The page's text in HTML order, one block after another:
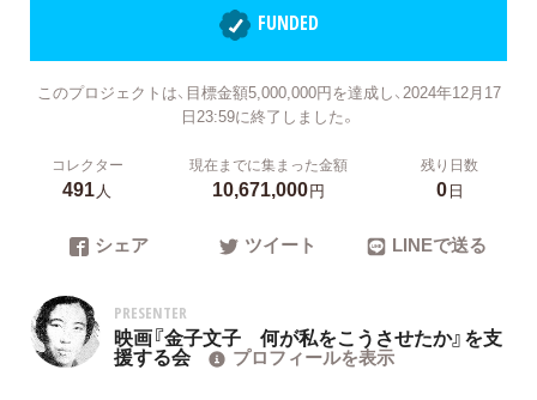
FUNDED
このプロジェクトは、目標金額5,000,000円を達成し、2024年12月17
日23:59に終了しました。
コレクター
491人
現在までに集まった金額
10,671,000円
残り日数
0日
シェア ツイート LINEで送る
PRESENTER
映画『金子文子 何が私をこうさせたか』を支
援する会 プロフィールを表示